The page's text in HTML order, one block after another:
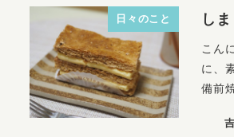
日々のこと し
こん
に、
備前